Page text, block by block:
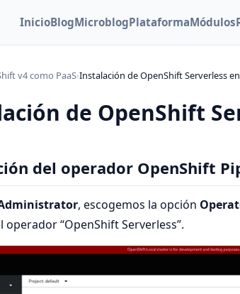
InicioBlogMicroblogPlataformaMódulos
v4 como PaaS›Instalación de OpenShift Serverless en
de OpenShift
del operador OpenShift
, escogemos la opción
operador “OpenShift Serverless”.